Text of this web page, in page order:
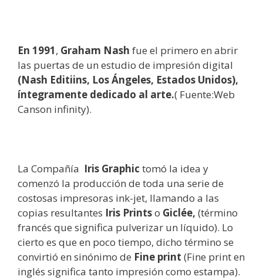
En 1991, Graham Nash fue el primero en abrir
las puertas de un estudio de impresión digital
(Nash Editiins, Los Ángeles, Estados Unidos),
íntegramente dedicado al arte.( Fuente:Web
Canson infinity).
La Compañía Iris Graphic tomó la idea y
comenzó la producción de toda una serie de
costosas impresoras ink-jet, llamando a las
copias resultantes Iris Printso Giclée, (término
francés que significa pulverizar un líquido). Lo
cierto es que en poco tiempo, dicho término se
convirtió en sinónimo de Fine print (Fine print en
inglés significa tanto impresión como estampa).